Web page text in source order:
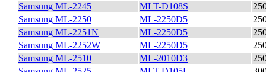
Samsung ML-2245
MLT-D108S
Samsung ML-2250
ML-2250D5
Samsung ML-2251N
ML-2250D5
Samsung ML-2252W
ML-2250D5
Samsung ML-2510
ML-2010D3